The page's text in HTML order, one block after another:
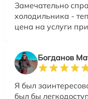
Замечательно
холодильника -
цена на услуги
Богданов
Я был
был бы